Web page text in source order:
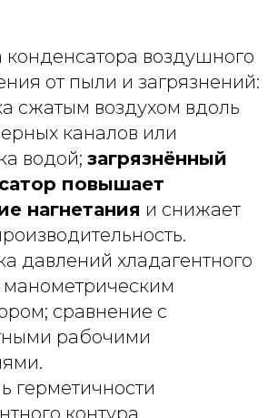
конденсатора воздушного
от пыли и загрязнений:
сжатым воздухом вдоль
каналов или
водой; загрязнённый
повышает
нагнетания и снижает
давлений хладагентного
манометрическим
сравнение с
рабочими
герметичности
контура